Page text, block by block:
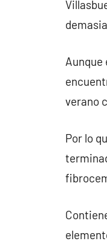
Aunque
verano
Por lo